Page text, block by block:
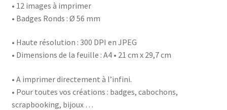
• 12 images à imprimer
• Badges Ronds : Ø 56 mm
• Haute résolution : 300 DPI en JPEG
• Dimensions de la feuille : A4 • 21 cm x 29,7 cm
• A imprimer directement à l’infini.
• Pour toutes vos créations : badges, cabochons,
scrapbooking, bijoux …